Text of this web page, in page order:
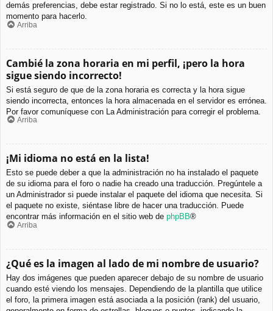
demás preferencias, debe estar registrado. Si no lo está, este es un buen
momento para hacerlo.
Arriba
Cambié la zona horaria en mi perfil, ¡pero la hora
sigue siendo incorrecto!
Si está seguro de que de la zona horaria es correcta y la hora sigue
siendo incorrecta, entonces la hora almacenada en el servidor es errónea.
Por favor comuníquese con La Administración para corregir el problema.
Arriba
¡Mi idioma no está en la lista!
Esto se puede deber a que la administración no ha instalado el paquete
de su idioma para el foro o nadie ha creado una traducción. Pregúntele a
un Administrador si puede instalar el paquete del idioma que necesita. Si
el paquete no existe, siéntase libre de hacer una traducción. Puede
encontrar más información en el sitio web de phpBB®
Arriba
¿Qué es la imagen al lado de mi nombre de usuario?
Hay dos imágenes que pueden aparecer debajo de su nombre de usuario
cuando esté viendo los mensajes. Dependiendo de la plantilla que utilice
el foro, la primera imagen está asociada a la posición (rank) del usuario,